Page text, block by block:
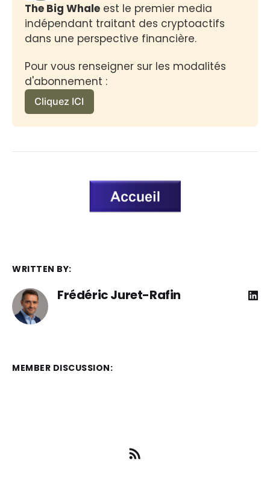
The Big Whale est le premier media
indépendant traitant des cryptoactifs
dans une perspective financière.
Pour vous renseigner sur les modalités
d'abonnement :
Cliquez ICI
WRITTEN BY:
Frédéric Juret-Rafin
MEMBER DISCUSSION: